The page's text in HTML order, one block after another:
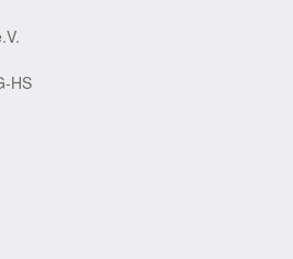
HS